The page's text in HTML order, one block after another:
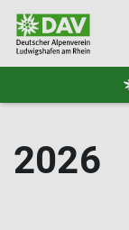
2026